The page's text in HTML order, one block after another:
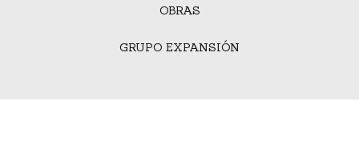
OBRAS
GRUPO EXPANSIÓN